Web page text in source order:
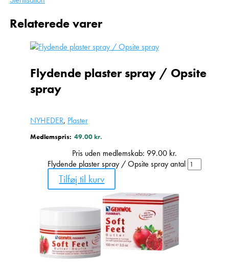
Relaterede varer
NYHEDER, Plaster
Flydende plaster spray / Opsite
spray
Medlemspris: 49.00kr.
Pris uden medlemskab:99.00 kr.
Flydende plaster spray / Opsite spray antal
Tilføj til kurv